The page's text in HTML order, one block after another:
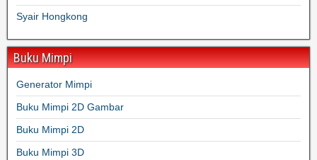
Syair Hongkong
Buku Mimpi
Generator Mimpi
Buku Mimpi 2D Gambar
Buku Mimpi 2D
Buku Mimpi 3D